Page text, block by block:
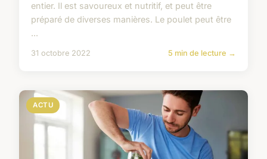
entier. Il est savoureux et nutritif, et peut être
préparé de diverses manières. Le poulet peut être
...
31 octobre 2022 5 min de lecture →
ACTU